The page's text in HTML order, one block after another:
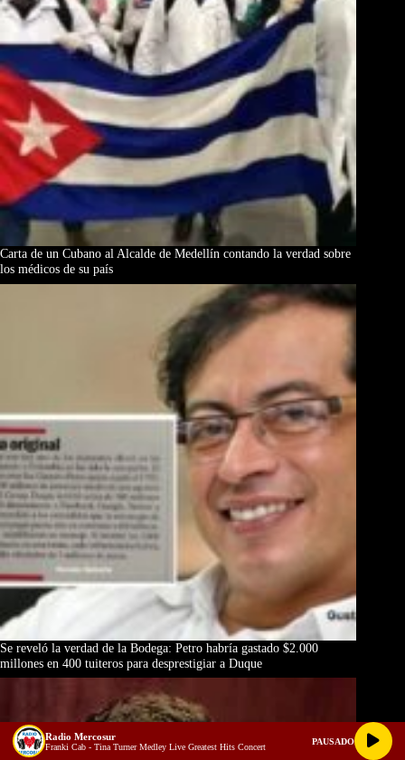
Carta de un Cubano al Alcalde de Medellín contando la verdad sobre
los médicos de su país
Se reveló la verdad de la Bodega: Petro habría gastado $2.000
millones en 400 tuiteros para desprestigiar a Duque
Radio Mercosur
Franki Cab - Tina Turner Medley Live Greatest Hits Concert
PAUSADO